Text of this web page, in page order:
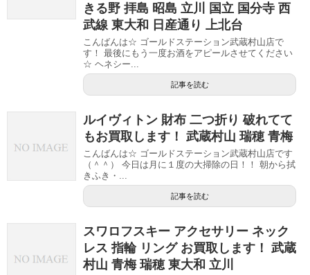
きる野 拝島 昭島 立川 国立 国分寺 西
武線 東大和 日産通り 上北台
こんばんは☆ ゴールドステーション武蔵村山店で
す！ 最後にもう一度お酒をアピールさせてください
☆ ヘネシー...
記事を読む
ルイヴィトン 財布 二つ折り 破れてて
もお買取します！ 武蔵村山 瑞穂 青梅
こんばんは☆ ゴールドステーション武蔵村山店です
（＾＾） 今日は月に１度の大掃除の日！！ 朝から拭
きふき・...
記事を読む
スワロフスキー アクセサリー ネック
レス 指輪 リング お買取します！ 武蔵
村山 青梅 瑞穂 東大和 立川